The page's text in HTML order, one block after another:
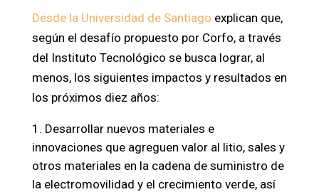
Desde la Universidad de Santiago explican que,
según el desafío propuesto por Corfo, a través
del Instituto Tecnológico se busca lograr, al
menos, los siguientes impactos y resultados en
los próximos diez años:
Desarrollar nuevos materiales e
innovaciones que agreguen valor al litio, sales y
otros materiales en la cadena de suministro de
la electromovilidad y el crecimiento verde, así